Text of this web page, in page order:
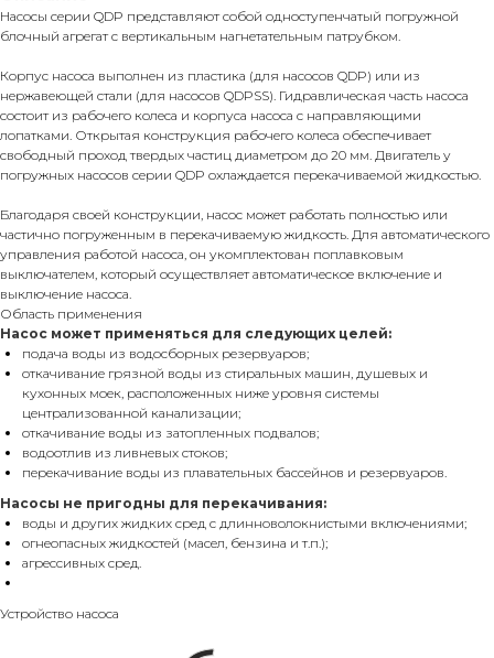
Насосы серии QDP представляют собой одноступенчатый погружной
блочный агрегат с вертикальным нагнетательным патрубком.
Корпус насоса выполнен из пластика (для насосов QDP) или из
нержавеющей стали (для насосов QDPSS). Гидравлическая часть насоса
состоит из рабочего колеса и корпуса насоса с направляющими
лопатками. Открытая конструкция рабочего колеса обеспечивает
свободный проход твердых частиц диаметром до 20 мм. Двигатель у
погружных насосов серии QDP охлаждается перекачиваемой жидкостью.
Благодаря своей конструкции, насос может работать полностью или
частично погруженным в перекачиваемую жидкость. Для автоматического
управления работой насоса, он укомплектован поплавковым
выключателем, который осуществляет автоматическое включение и
выключение насоса.
Область применения
Насос может применяться для следующих целей:
подача воды из водосборных резервуаров;
откачивание грязной воды из стиральных машин, душевых и
кухонных моек, расположенных ниже уровня системы
централизованной канализации;
откачивание воды из затопленных подвалов;
водоотлив из ливневых стоков;
перекачивание воды из плавательных бассейнов и резервуаров.
Насосы не пригодны для перекачивания:
воды и других жидких сред с длинноволокнистыми включениями;
огнеопасных жидкостей (масел, бензина и т.п.);
агрессивных сред.
Устройство насоса